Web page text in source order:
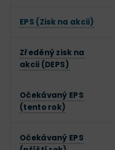
EPS (Zisk na akcii)
Zředěný zisk na
akcii (DEPS)
Očekávaný EPS
(tento rok)
Očekávaný EPS